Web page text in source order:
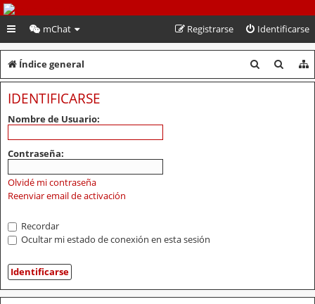
PeruVoley.com
mChat Identificarse
Registrarse
Índice general
u
u
IDENTIFICARSE
Nombre de Usuario:
Contraseña:
Olvidé mi contraseña
Reenviar email de activación
Recordar
Ocultar mi estado de conexión en esta sesión